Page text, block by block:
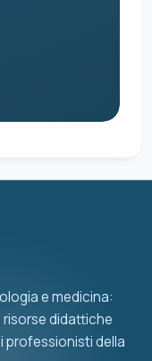
e medicina:
didattiche
professionisti della